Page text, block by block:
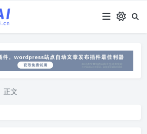
正文